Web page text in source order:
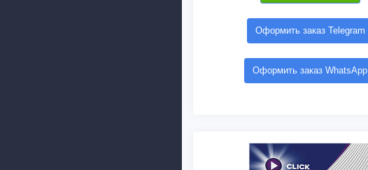
Оформить заказ Telegram
Оформить заказ WhatsApp